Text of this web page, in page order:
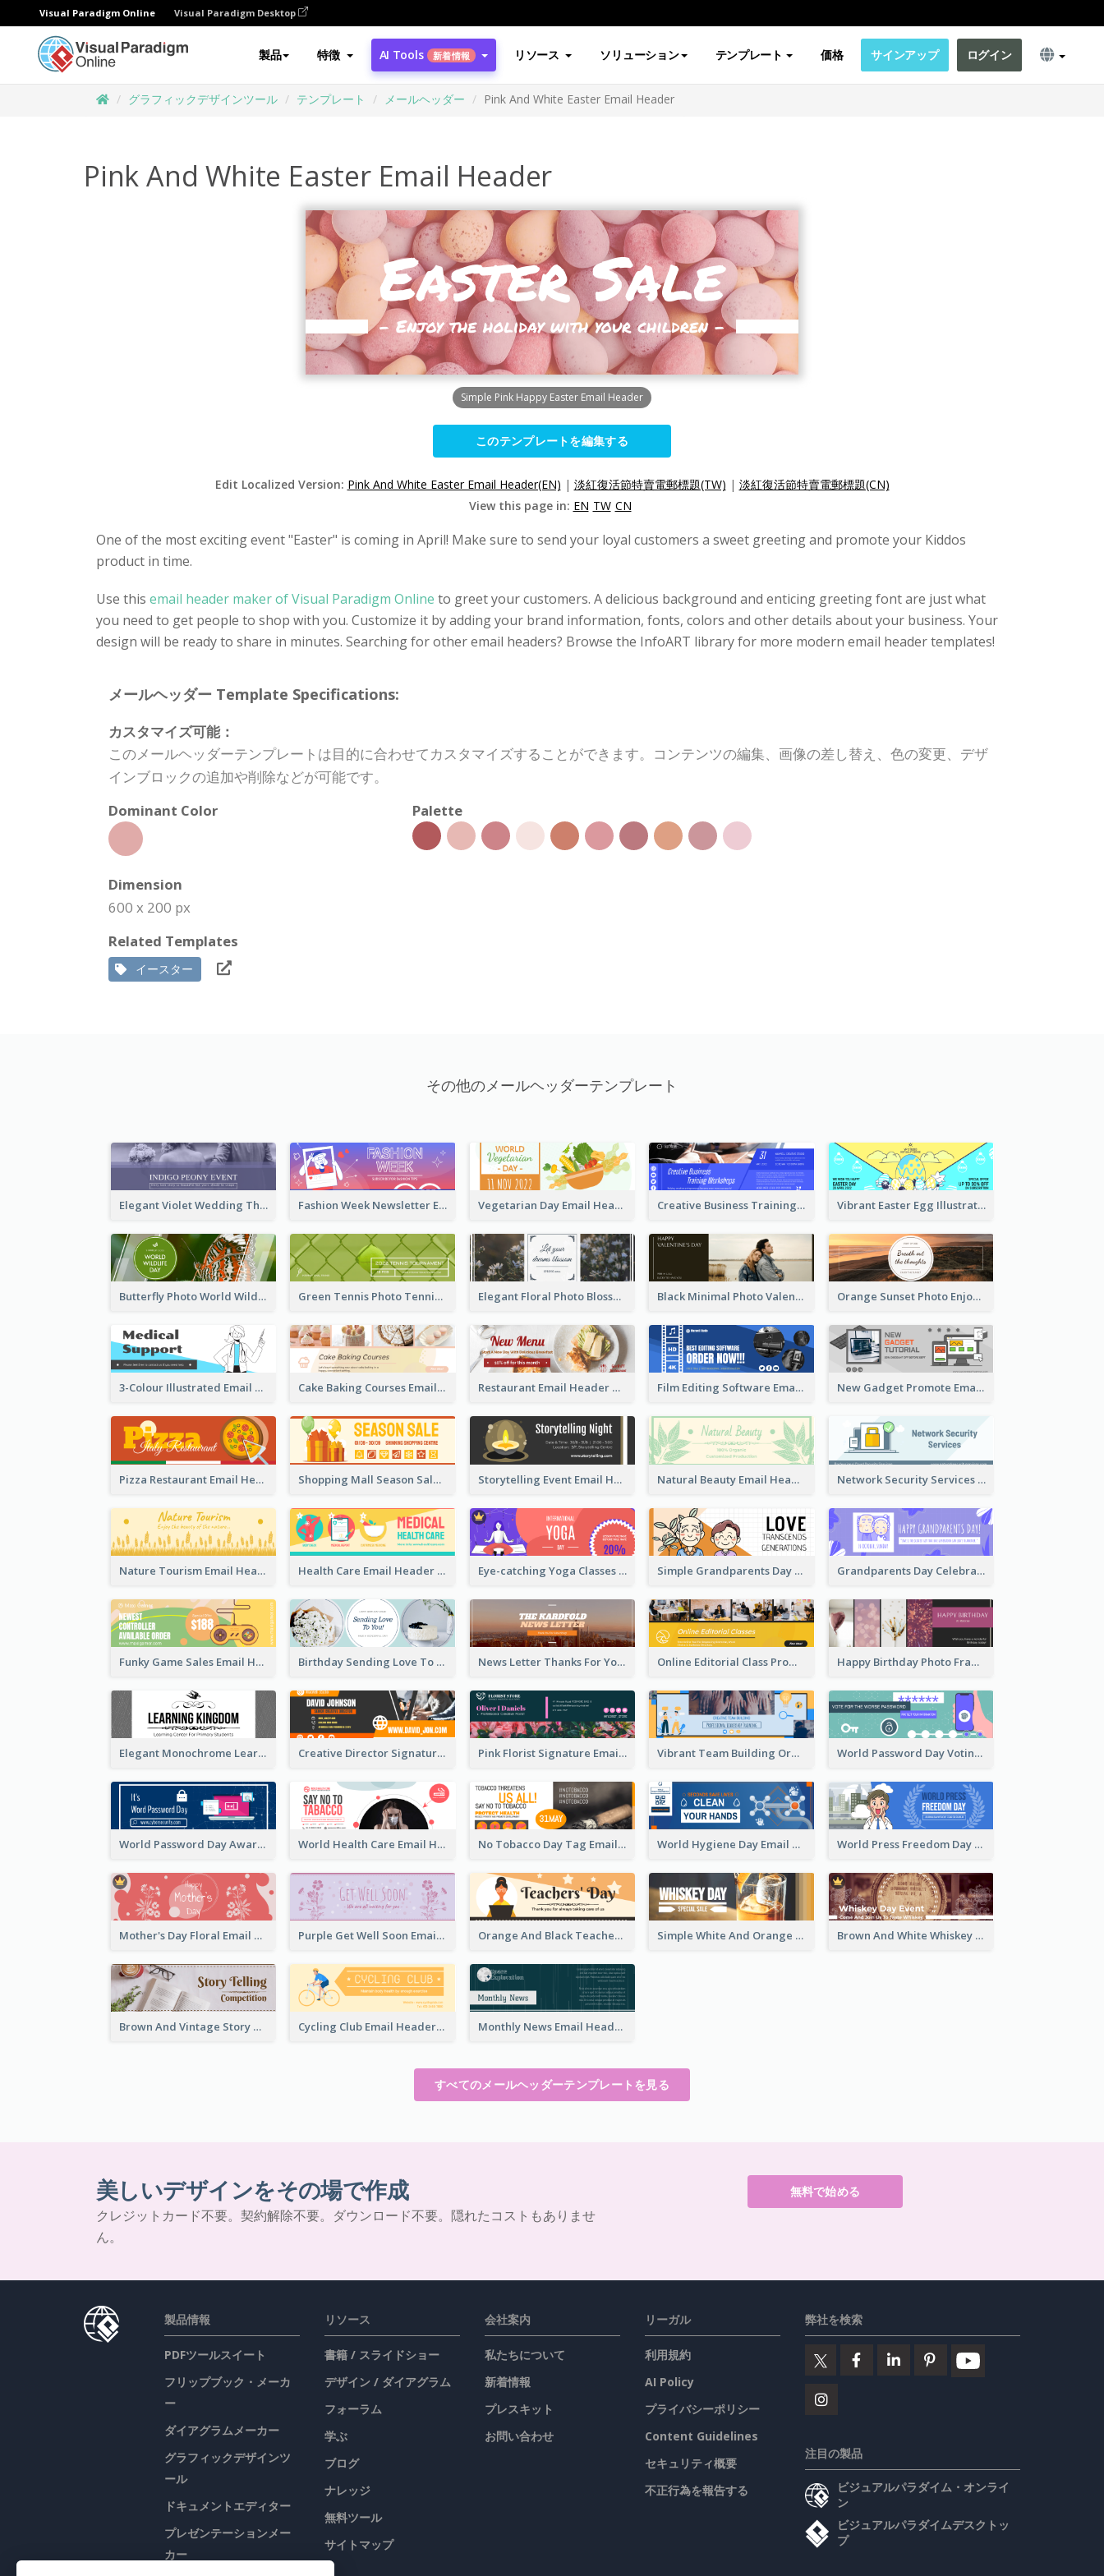
Visual Paradigm Online Visual Paradigm Desktop
製品 特徴 AI Tools 新着情報 リソース ソリューション テンプレート 価格 サインアップ ログイン
グラフィックデザインツール テンプレート メールヘッダー Pink And White Easter Email Header
Pink And White Easter Email Header
Simple Pink Happy Easter Email Header
このテンプレートを編集する
Edit Localized Version: Pink And White Easter Email Header(EN) | 淡紅復活節特賣電郵標題(TW) | 淡紅復活節特賣電郵標題(CN)
View this page in: EN TW CN
One of the most exciting event "Easter" is coming in April! Make sure to send your loyal customers a sweet greeting and promote your Kiddos
product in time.
Use this email header maker of Visual Paradigm Online to greet your customers. A delicious background and enticing greeting font are just what
you need to get people to shop with you. Customize it by adding your brand information, fonts, colors and other details about your business. Your
design will be ready to share in minutes. Searching for other email headers? Browse the InfoART library for more modern email header templates!
メールヘッダー Template Specifications:
カスタマイズ可能：
このメールヘッダーテンプレートは目的に合わせてカスタマイズすることができます。コンテンツの編集、画像の差し替え、色の変更、デザ
インブロックの追加や削除などが可能です。
Dominant Color
Palette
Dimension
600 x 200 px
Related Templates
イースター
その他のメールヘッダーテンプレート
Elegant Violet Wedding Theme Email Header Design Fashion Week Newsletter Email Header Vegetarian Day Email Header Creative Business Training Email Header Vibrant Easter Egg Illustration Email Header Design
Butterfly Photo World Wildlife Day Email Header Green Tennis Photo Tennis Tournament Email Header Elegant Floral Photo Blossom Spring Email Header Black Minimal Photo Valentines Day Email Heade Orange Sunset Photo Enjoy Sunset Email Header
3-Colour Illustrated Email Header About Medical Support Service Cake Baking Courses Email Header Restaurant Email Header With Photo Of Meal Film Editing Software Email Header New Gadget Promote Email Header
Pizza Restaurant Email Header Shopping Mall Season Sale Email Header Storytelling Event Email Header Natural Beauty Email Header Network Security Services Email Header
Nature Tourism Email Header Health Care Email Header Eye-catching Yoga Classes Discount Design Simple Grandparents Day Quote Email Header Grandparents Day Celebration Email Header
Funky Game Sales Email Header Design Birthday Sending Love To You Email Header News Letter Thanks For Your Subscribe Email Header Online Editorial Class Promotion Email Header Happy Birthday Photo Frames Email Header
Elegant Monochrome Learning Center Email Header Creative Director Signature Email Header Pink Florist Signature Email Header Vibrant Team Building Organization Email Header Design World Password Day Voting Email Header
World Password Day Awareness Email Header World Health Care Email Header No Tobacco Day Tag Email Header World Hygiene Day Email Header World Press Freedom Day Email Header
Mother's Day Floral Email Header In Red Colour Tone Purple Get Well Soon Email Header With Floral Decorations Orange And Black Teachers' Day Celebration Email Header Simple White And Orange Whiskey Day Special Sale Email Header Brown And White Whiskey Day Event Email Header
Brown And Vintage Story Telling Competition Email Header Cycling Club Email Headers Created With Graphic Of Riders Monthly News Email Header With Details
すべてのメールヘッダーテンプレートを見る
美しいデザインをその場で作成
クレジットカード不要。契約解除不要。ダウンロード不要。隠れたコストもありませ
ん。
無料で始める
製品情報
PDFツールスイート
フリップブック・メーカ
ー
ダイアグラムメーカー
グラフィックデザインツ
ール
ドキュメントエディター
プレゼンテーションメー
カー
リソース
書籍 / スライドショー
デザイン / ダイアグラム
フォーラム
学ぶ
ブログ
ナレッジ
無料ツール
サイトマップ
会社案内
私たちについて
新着情報
プレスキット
お問い合わせ
リーガル
利用規約
AI Policy
プライバシーポリシー
Content Guidelines
セキュリティ概要
不正行為を報告する
弊社を検索
注目の製品
ビジュアルパラダイム・オンライ
ン
ビジュアルパラダイムデスクトッ
プ